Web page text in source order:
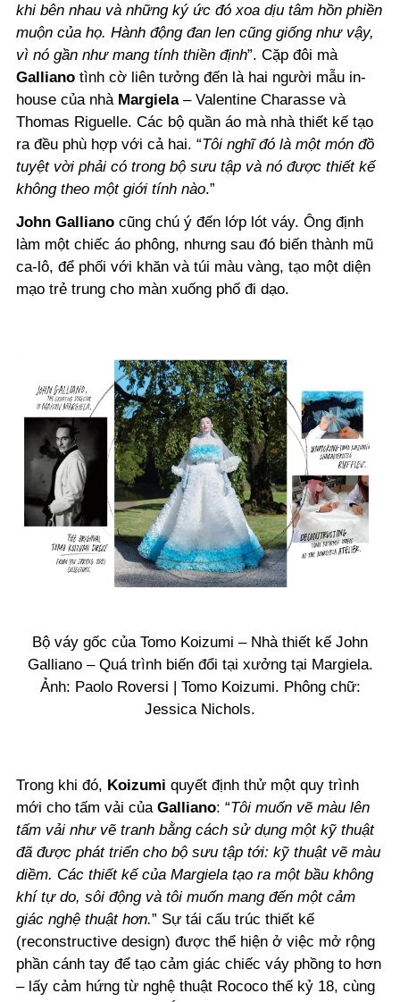
khi bên nhau và những ký ức đó xoa dịu tâm hồn phiền
muộn của họ. Hành động đan len cũng giống như vậy,
vì nó gần như mang tính thiền định”. Cặp đôi mà
Galliano tình cờ liên tưởng đến là hai người mẫu in-
house của nhà Margiela– Valentine Charasse và
Thomas Riguelle. Các bộ quần áo mà nhà thiết kế tạo
ra đều phù hợp với cả hai. “Tôi nghĩ đó là một món đồ
tuyệt vời phải có trong bộ sưu tập và nó được thiết kế
không theo một giới tính nào.”
John Galliano cũng chú ý đến lớp lót váy. Ông định
làm một chiếc áo phông, nhưng sau đó biến thành mũ
ca-lô, để phối với khăn và túi màu vàng, tạo một diện
mạo trẻ trung cho màn xuống phố đi dạo.
Bộ váy gốc của Tomo Koizumi – Nhà thiết kế John
Galliano – Quá trình biến đổi tại xưởng tại Margiela.
Ảnh: Paolo Roversi | Tomo Koizumi. Phông chữ:
Jessica Nichols.
Trong khi đó, Koizumi quyết định thử một quy trình
mới cho tấm vải của Galliano: “Tôi muốn vẽ màu lên
tấm vải như vẽ tranh bằng cách sử dụng một kỹ thuật
đã được phát triển cho bộ sưu tập tới: kỹ thuật vẽ màu
diềm. Các thiết kế của Margiela tạo ra một bầu không
khí tự do, sôi động và tôi muốn mang đến một cảm
giác nghệ thuật hơn.” Sự tái cấu trúc thiết kế
(reconstructive design) được thể hiện ở việc mở rộng
phần cánh tay để tạo cảm giác chiếc váy phồng to hơn
– lấy cảm hứng từ nghệ thuật Rococo thế kỷ 18, cùng